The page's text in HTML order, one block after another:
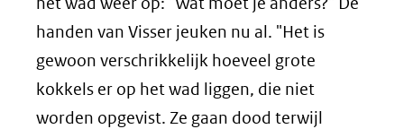
handen van Visser jeuken nu al. "Het is
gewoon verschrikkelijk hoeveel grote
kokkels er op het wad liggen, die niet
worden opgevist. Ze gaan dood terwijl